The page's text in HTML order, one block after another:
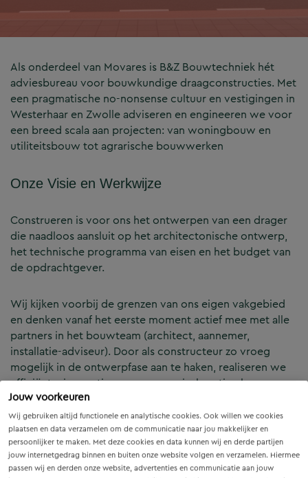
Jouw voorkeuren
Wij gebruiken altijd functionele en analytische cookies. Ook willen we cookies
plaatsen en data verzamelen om de communicatie naar jou makkelijker en
persoonlijker te maken. Met deze cookies en data kunnen wij en derde partijen
jouw internetgedrag binnen en buiten onze website volgen en verzamelen. Hiermee
passen wij en derden onze website, advertenties en communicatie aan jouw
Als onderdeel van Movares is B&Z Bouwtechniek hét
adviesbureau voor bouwkundige draagconstructies. Met
een pragmatische no-nonsense cultuur en vestigingen in
Westerhaar en Zwolle adviseren en engineeren we voor
een breed scala aan projecten: van woningbouw en
utiliteitsbouw tot agrarische bouwwerken
Onze Visie en Werkwijze
Construeren is voor ons het ontwerpen van een drager
die naadloos aansluit op het architectonische ontwerp,
het technische programma van eisen en het budget van
de opdrachtgever.
Wij kijken voorbij de grenzen van ons eigen vakgebied
en denken vanaf het eerste moment actief mee met alle
partners in het bouwteam (architect, aannemer,
installatie-adviseur). Door als constructeur zo vroeg
mogelijk in de ontwerpfase aan te haken, realiseren we
efficiënte, innovatieve en economisch optimale
constructies — voor zowel nieuwbouw als renovatie.
Onze Expertises en Activiteiten
B&Z Bouwtechniek verzorgt het volledige constructieve